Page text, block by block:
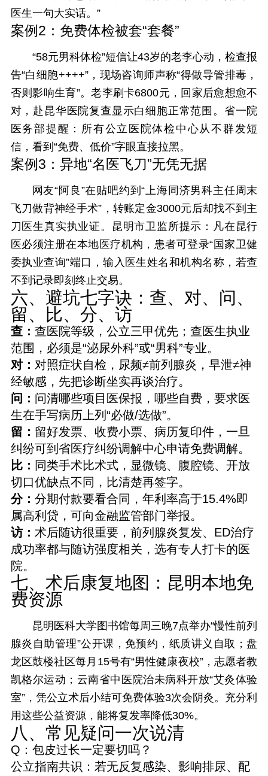
医生一句大实话。”
案例2：免费体检被套“套餐”
“58元男科体检”短信让43岁的老李心动，检查报
告“白细胞++++”，现场咨询师声称“得做导管排毒，
否则影响生育”。老李刷卡6800元，回家后愈想愈不
对，赴昆华医院复查显示白细胞正常范围。省一院
医务部提醒：所有公立医院体检中心从不群发短
信，看到“免费、低价”字眼直接拉黑。
案例3：异地“名医飞刀”无凭无据
网友“阿良”在贴吧约到“上海同济男科主任周末
飞刀做背神经手术”，转账定金3000元后却找不到主
刀医生真实执业证。昆明市卫监所提示：凡在昆行
医必须注册在本地医疗机构，患者可登录“国家卫健
委执业查询”端口，输入医生姓名和机构名称，若查
不到记录即刻终止交易。
六、避坑七字诀：查、对、问、
留、比、分、访
查： 查医院等级，公立三甲优先；查医生执业
范围，必须是“泌尿外科”或“男科”专业。
对： 对照症状自检，尿频≠前列腺炎，早泄≠神
经敏感，先把诊断坐实再谈治疗。
问： 问清哪些项目医保报，哪些自费，要求医
生在手写病历上列“必做/选做”。
留： 留好发票、收费小票、病历复印件，一旦
纠纷可到省医疗纠纷调解中心申请免费调解。
比： 同类手术比术式，显微镜、腹腔镜、开放
切口优缺点不同，比清楚再签字。
分： 分期付款要看合同，年利率高于15.4%即
属高利贷，可向金融监管部门举报。
访： 术后随访很重要，前列腺炎复发、ED治疗
成功率都与随访强度相关，选有专人打卡的医
院。
七、术后康复地图：昆明本地免
费资源
昆明医科大学图书馆每周三晚7点举办“慢性前列
腺炎自助管理”公开课，免预约，纸质讲义自取；盘
龙区鼓楼社区每月15号有“男性健康夜校”，志愿者教
凯格尔运动；云南省中医院治未病科开放“艾灸体验
室”，凭公立术后小结可免费体验3次会阴灸。充分利
用这些公益资源，能将复发率降低30%。
八、常见疑问一次说清
Q：包皮过长一定要切吗？
公立指南共识：若无反复感染、影响排尿、配